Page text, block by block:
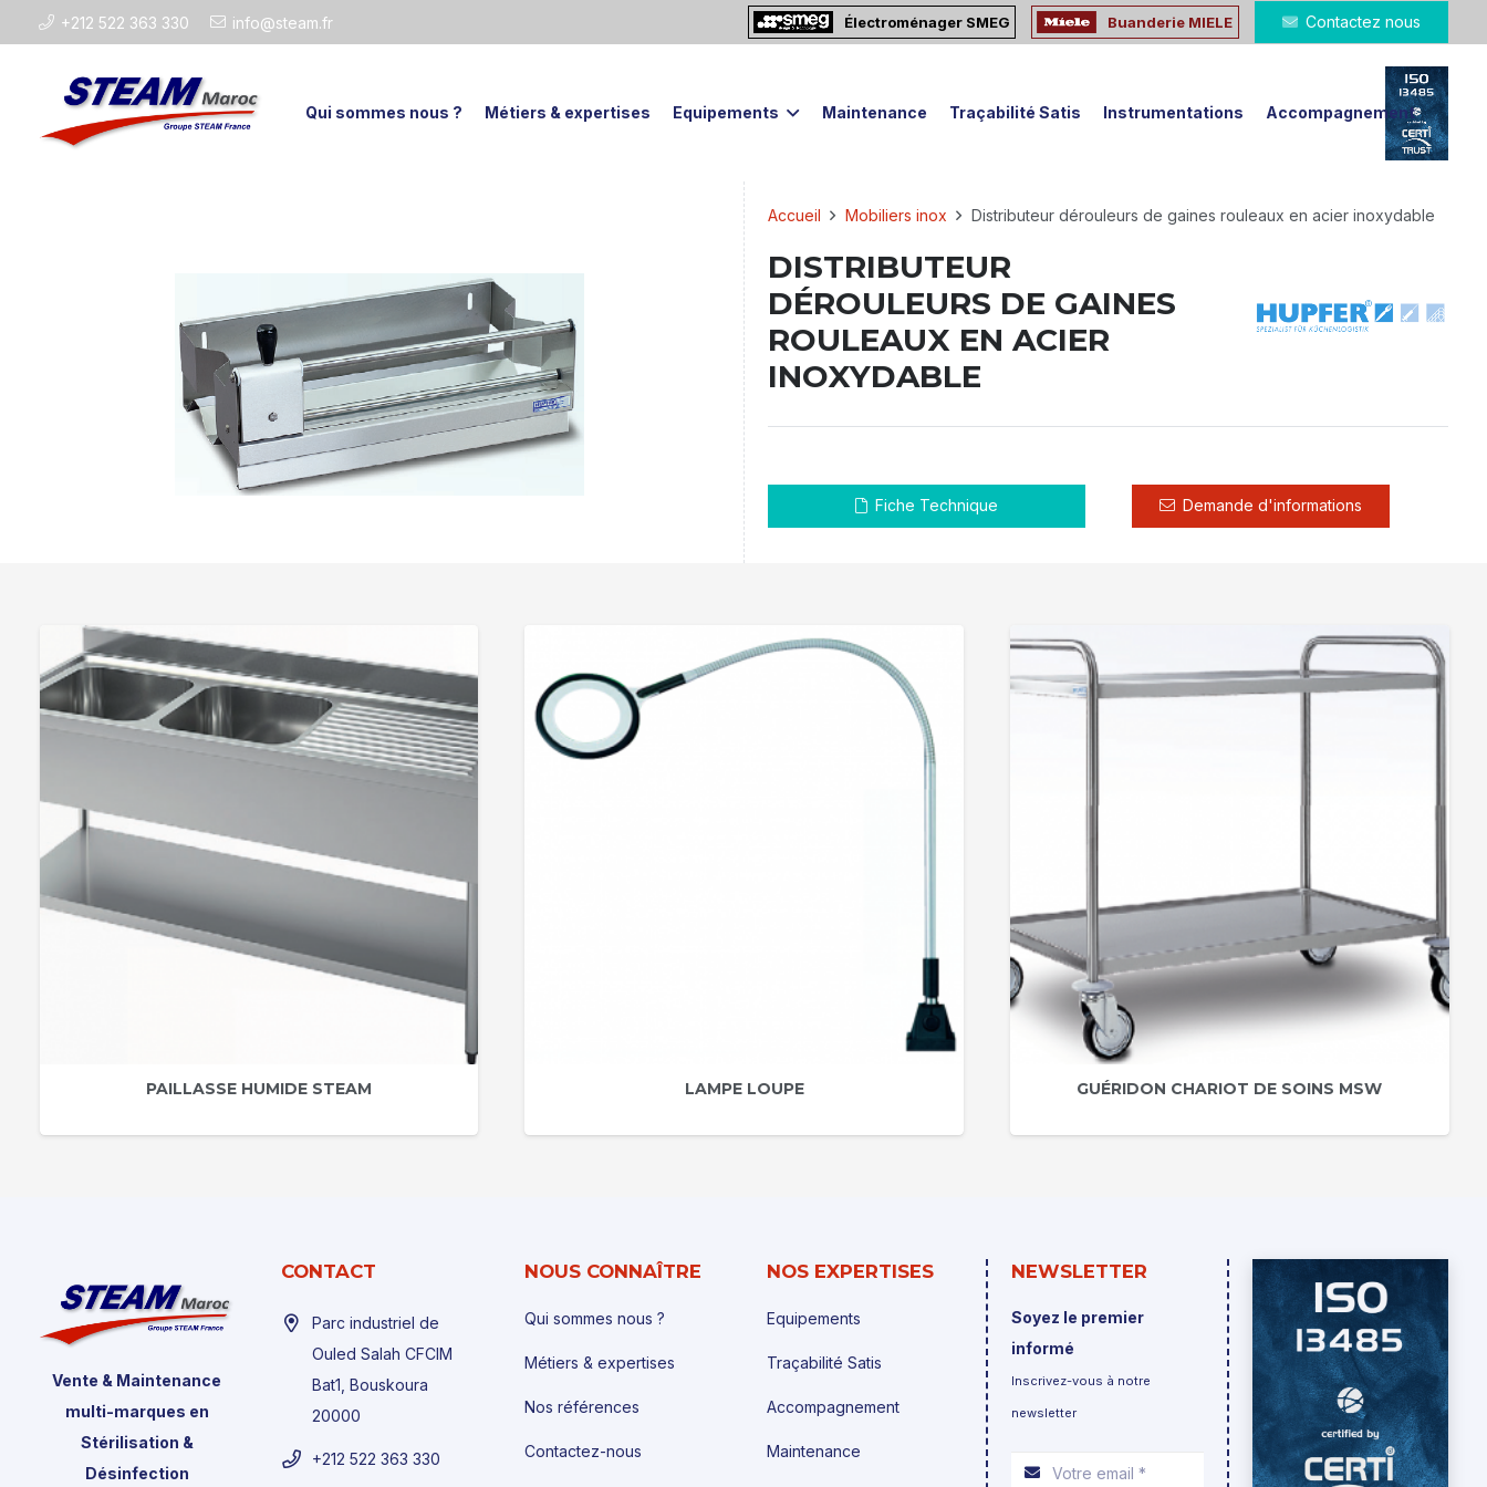
+212 522 363 330 info@steam.fr Électroménager SMEG Buanderie MIELE Contactez nous
Qui sommes nous ? Métiers & expertises Equipements Maintenance Traçabilité Satis Instrumentations Accompagnement
Accueil Mobiliers inox Distributeur dérouleurs de gaines rouleaux en acier inoxydable
DISTRIBUTEUR
DÉROULEURS DE GAINES
ROULEAUX EN ACIER
INOXYDABLE
Fiche Technique Demande d'informations
PAILLASSE HUMIDE STEAM LAMPE LOUPE GUÉRIDON CHARIOT DE SOINS MSW
Vente & Maintenance
multi-marques en
Stérilisation &
Désinfection
CONTACT
Parc industriel de
Ouled Salah CFCIM
Bat1, Bouskoura
20000
+212 522 363 330
NOUS CONNAÎTRE
Qui sommes nous ?
Métiers & expertises
Nos références
Contactez-nous
NOS EXPERTISES
Equipements
Traçabilité Satis
Accompagnement
Maintenance
NEWSLETTER
Soyez le premier
informé
Inscrivez-vous à notre
newsletter